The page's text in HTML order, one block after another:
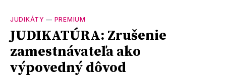
JUDIKÁTY — PREMIUM
JUDIKATÚRA: Zrušenie
zamestnávateľa ako
výpovedný dôvod